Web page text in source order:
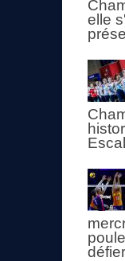
elle